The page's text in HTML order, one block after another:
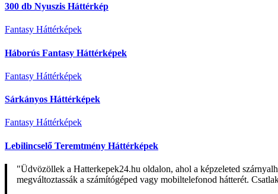
300 db Nyuszis Háttérkép
Fantasy Háttérképek
Háborús Fantasy Háttérképek
Fantasy Háttérképek
Sárkányos Háttérképek
Fantasy Háttérképek
Lebilincselő Teremtmény Háttérképek
"Üdvözöllek a Hatterkepek24.hu oldalon, ahol a képzeleted
megváltoztassák a számítógéped vagy mobiltelefonod hátterét.